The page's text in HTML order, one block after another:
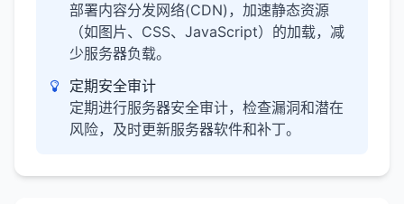
部署内容分发网络(CDN)，加速静态资源
（如图片、CSS、JavaScript）的加载，减
少服务器负载。
定期安全审计
定期进行服务器安全审计，检查漏洞和潜在
风险，及时更新服务器软件和补丁。